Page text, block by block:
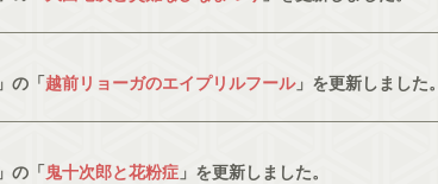
」の「 越前リョーガのエイプリルフール」を更新しました。
」の「 鬼十次郎と花粉症 」を更新しました。